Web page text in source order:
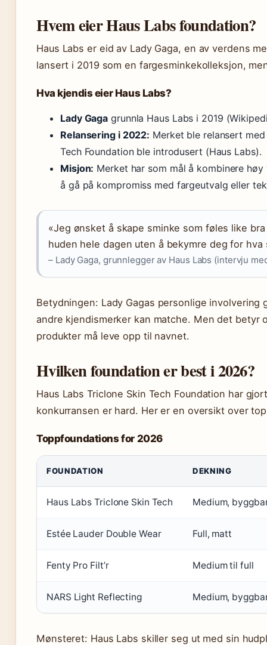
Hvem eier Haus Labs foundation?
Haus Labs er eid av Lady Gaga, en av verdens
lansert i 2019 som en fargesminkekolleksjon,
Hva kjendis eier Haus Labs?
Lady Gaga grunnla Haus Labs i 2019
Relansering i 2022: Merket ble relansert
Tech Foundation ble introdusert (Haus Labs).
Misjon: Merket har som mål å kombinere
å gå på kompromiss med fargeutvalg eller
«Jeg ønsket å skape sminke som føles like
huden hele dagen uten å bekymre deg for hva
– Lady Gaga, grunnlegger av Haus Labs (intervju
Betydningen: Lady Gagas personlige
andre kjendismerker kan matche. Men det betyr
produkter må leve opp til navnet.
Hvilken foundation er best i 2026?
Haus Labs Triclone Skin Tech Foundation har
konkurransen er hard. Her er en oversikt over
Toppfoundations for 2026
FOUNDATION DEKNING
Haus Labs Triclone Skin Tech Medium,
Estée Lauder Double Wear Full, matt
Fenty Pro Filt’r Medium til full
NARS Light Reflecting Medium,
Mønsteret: Haus Labs skiller seg ut med sin